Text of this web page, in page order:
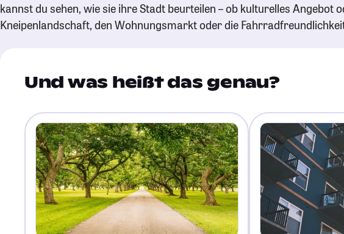
kannst du sehen, wie sie ihre Stadt beurteilen – ob kulturelles Angebot
Kneipenlandschaft, den Wohnungsmarkt oder die
Und was heißt das genau?